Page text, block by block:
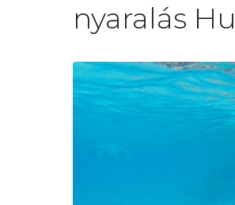
nyaralás